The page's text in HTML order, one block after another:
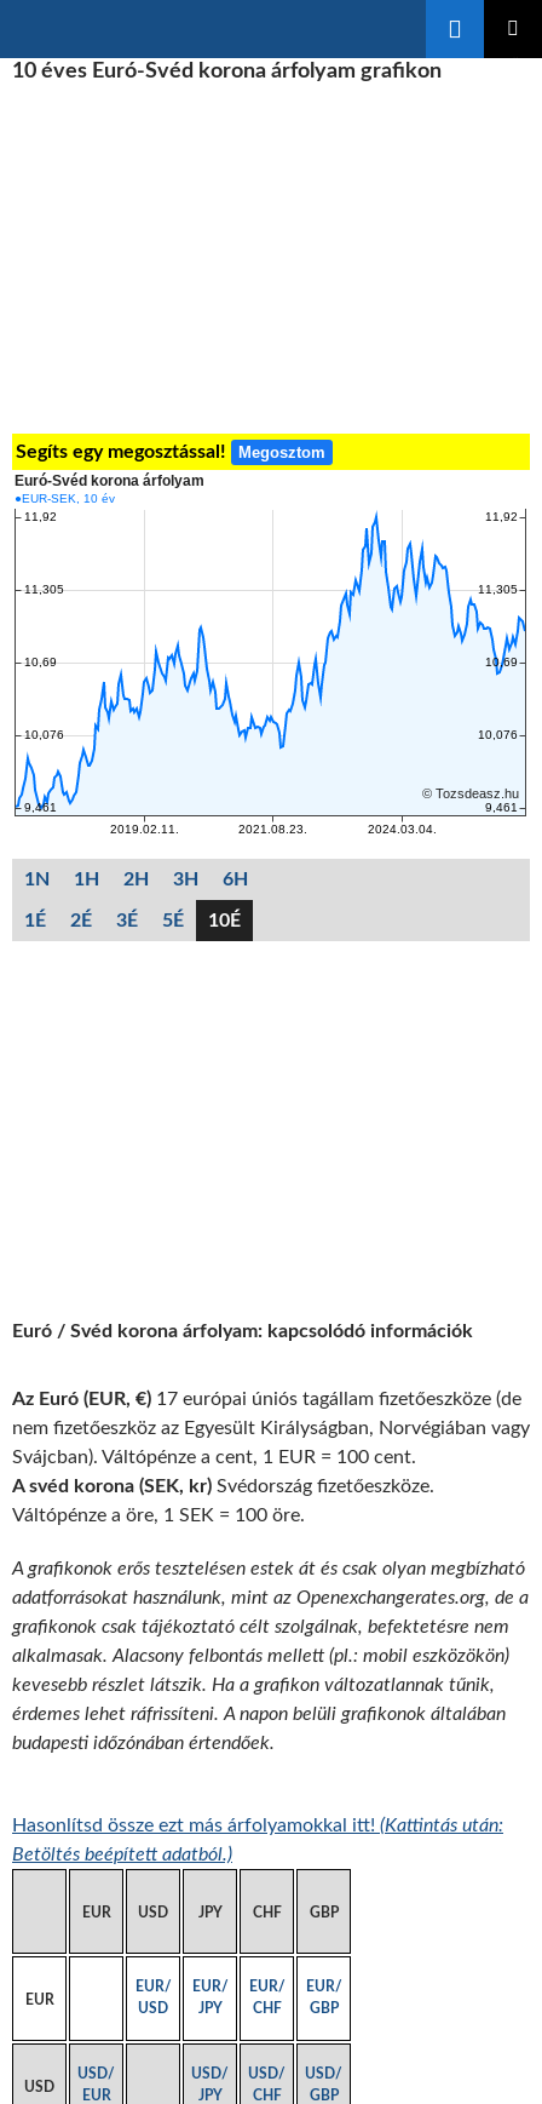
A
10 éves Euró-Svéd korona árfolyam grafikon
Segíts egy megosztással! Megosztom
1N 1H 2H 3H 6H
1É 2É 3É 5É 10É
Euró / Svéd korona árfolyam: kapcsolódó információk
Az Euró (EUR, €) 17 európai úniós tagállam fizetőeszköze (de
nem fizetőeszköz az Egyesült Királyságban, Norvégiában vagy
Svájcban). Váltópénze a cent, 1 EUR = 100 cent.
A svéd korona (SEK, kr) Svédország fizetőeszköze.
Váltópénze a öre, 1 SEK = 100 öre.
A grafikonok erős tesztelésen estek át és csak olyan megbízható
adatforrásokat használunk, mint az Openexchangerates.org, de a
grafikonok csak tájékoztató célt szolgálnak, befektetésre nem
alkalmasak. Alacsony felbontás mellett (pl.: mobil eszközökön)
kevesebb részlet látszik. Ha a grafikon változatlannak tűnik,
érdemes lehet ráfrissíteni. A napon belüli grafikonok általában
budapesti időzónában értendőek.
Hasonlítsd össze ezt más árfolyamokkal itt! (Kattintás után:
Betöltés beépített adatból.)
EUR USD JPY CHF GBP
EUR
EUR/
USD
EUR/
JPY
EUR/
CHF
EUR/
GBP
USD
USD/
EUR
USD/
JPY
USD/
CHF
USD/
GBP